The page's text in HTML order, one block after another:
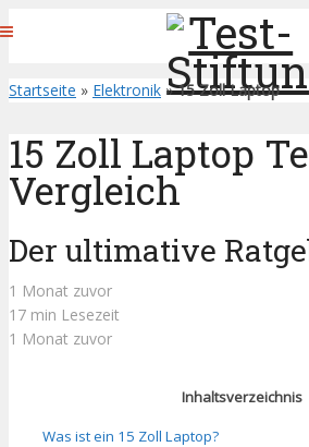
Startseite » Elektronik »15 Zoll Laptop
15 Zoll Laptop
Vergleich
Der ultimative
1 Monat zuvor
17 min Lesezeit
1 Monat zuvor
Inhaltsverzeichnis
Was ist ein 15 Zoll Laptop?